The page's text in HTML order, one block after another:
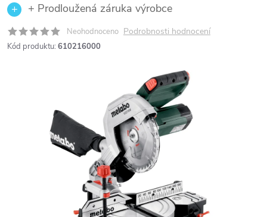
+ Prodloužená záruka výrobce
Neohodnoceno Podrobnosti hodnocení
Kód produktu: 610216000